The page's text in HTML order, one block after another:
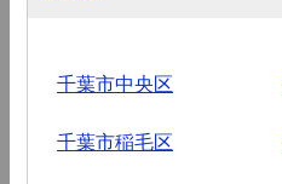
千葉市中央区
千葉市稲毛区